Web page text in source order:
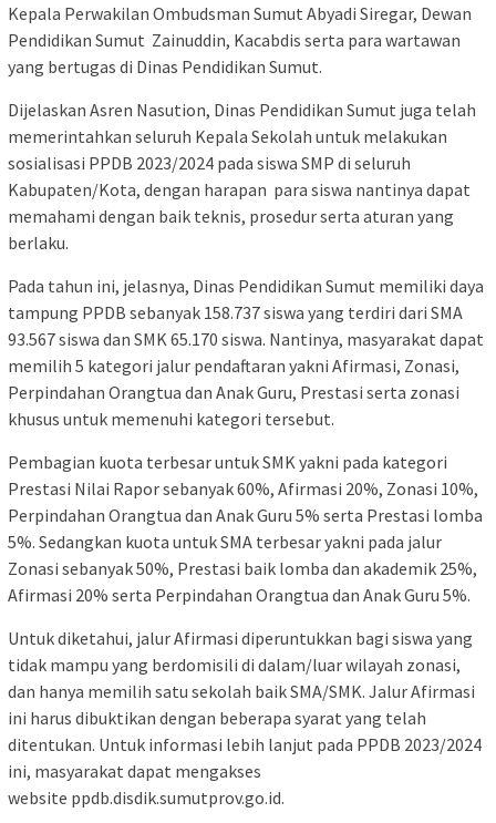
Kepala Perwakilan Ombudsman Sumut Abyadi Siregar, Dewan
Pendidikan Sumut Zainuddin, Kacabdis serta para wartawan
yang bertugas di Dinas Pendidikan Sumut.
Dijelaskan Asren Nasution, Dinas Pendidikan Sumut juga telah
memerintahkan seluruh Kepala Sekolah untuk melakukan
sosialisasi PPDB 2023/2024 pada siswa SMP di seluruh
Kabupaten/Kota, dengan harapan para siswa nantinya dapat
memahami dengan baik teknis, prosedur serta aturan yang
berlaku.
Pada tahun ini, jelasnya, Dinas Pendidikan Sumut memiliki daya
tampung PPDB sebanyak 158.737 siswa yang terdiri dari SMA
93.567 siswa dan SMK 65.170 siswa. Nantinya, masyarakat dapat
memilih 5 kategori jalur pendaftaran yakni Afirmasi, Zonasi,
Perpindahan Orangtua dan Anak Guru, Prestasi serta zonasi
khusus untuk memenuhi kategori tersebut.
Pembagian kuota terbesar untuk SMK yakni pada kategori
Prestasi Nilai Rapor sebanyak 60%, Afirmasi 20%, Zonasi 10%,
Perpindahan Orangtua dan Anak Guru 5% serta Prestasi lomba
5%. Sedangkan kuota untuk SMA terbesar yakni pada jalur
Zonasi sebanyak 50%, Prestasi baik lomba dan akademik 25%,
Afirmasi 20% serta Perpindahan Orangtua dan Anak Guru 5%.
Untuk diketahui, jalur Afirmasi diperuntukkan bagi siswa yang
tidak mampu yang berdomisili di dalam/luar wilayah zonasi,
dan hanya memilih satu sekolah baik SMA/SMK. Jalur Afirmasi
ini harus dibuktikan dengan beberapa syarat yang telah
ditentukan. Untuk informasi lebih lanjut pada PPDB 2023/2024
ini, masyarakat dapat mengakses
website ppdb.disdik.sumutprov.go.id.